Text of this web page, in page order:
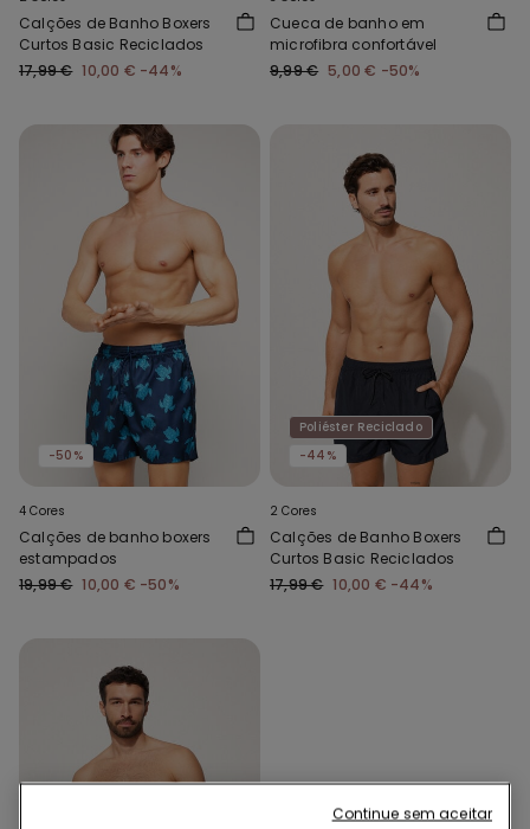
Calções de Banho Boxers
Curtos Basic Reciclados
17,99 € 10,00 € -44%
Cueca de banho em
microfibra confortável
9,99 € 5,00 € -50%
-50%
4 Cores
Calções de banho boxers
estampados
19,99 € 10,00 € -50%
Poliéster Reciclado
-44%
2 Cores
Calções de Banho Boxers
Curtos Basic Reciclados
17,99 € 10,00 € -44%
Continue sem aceitar